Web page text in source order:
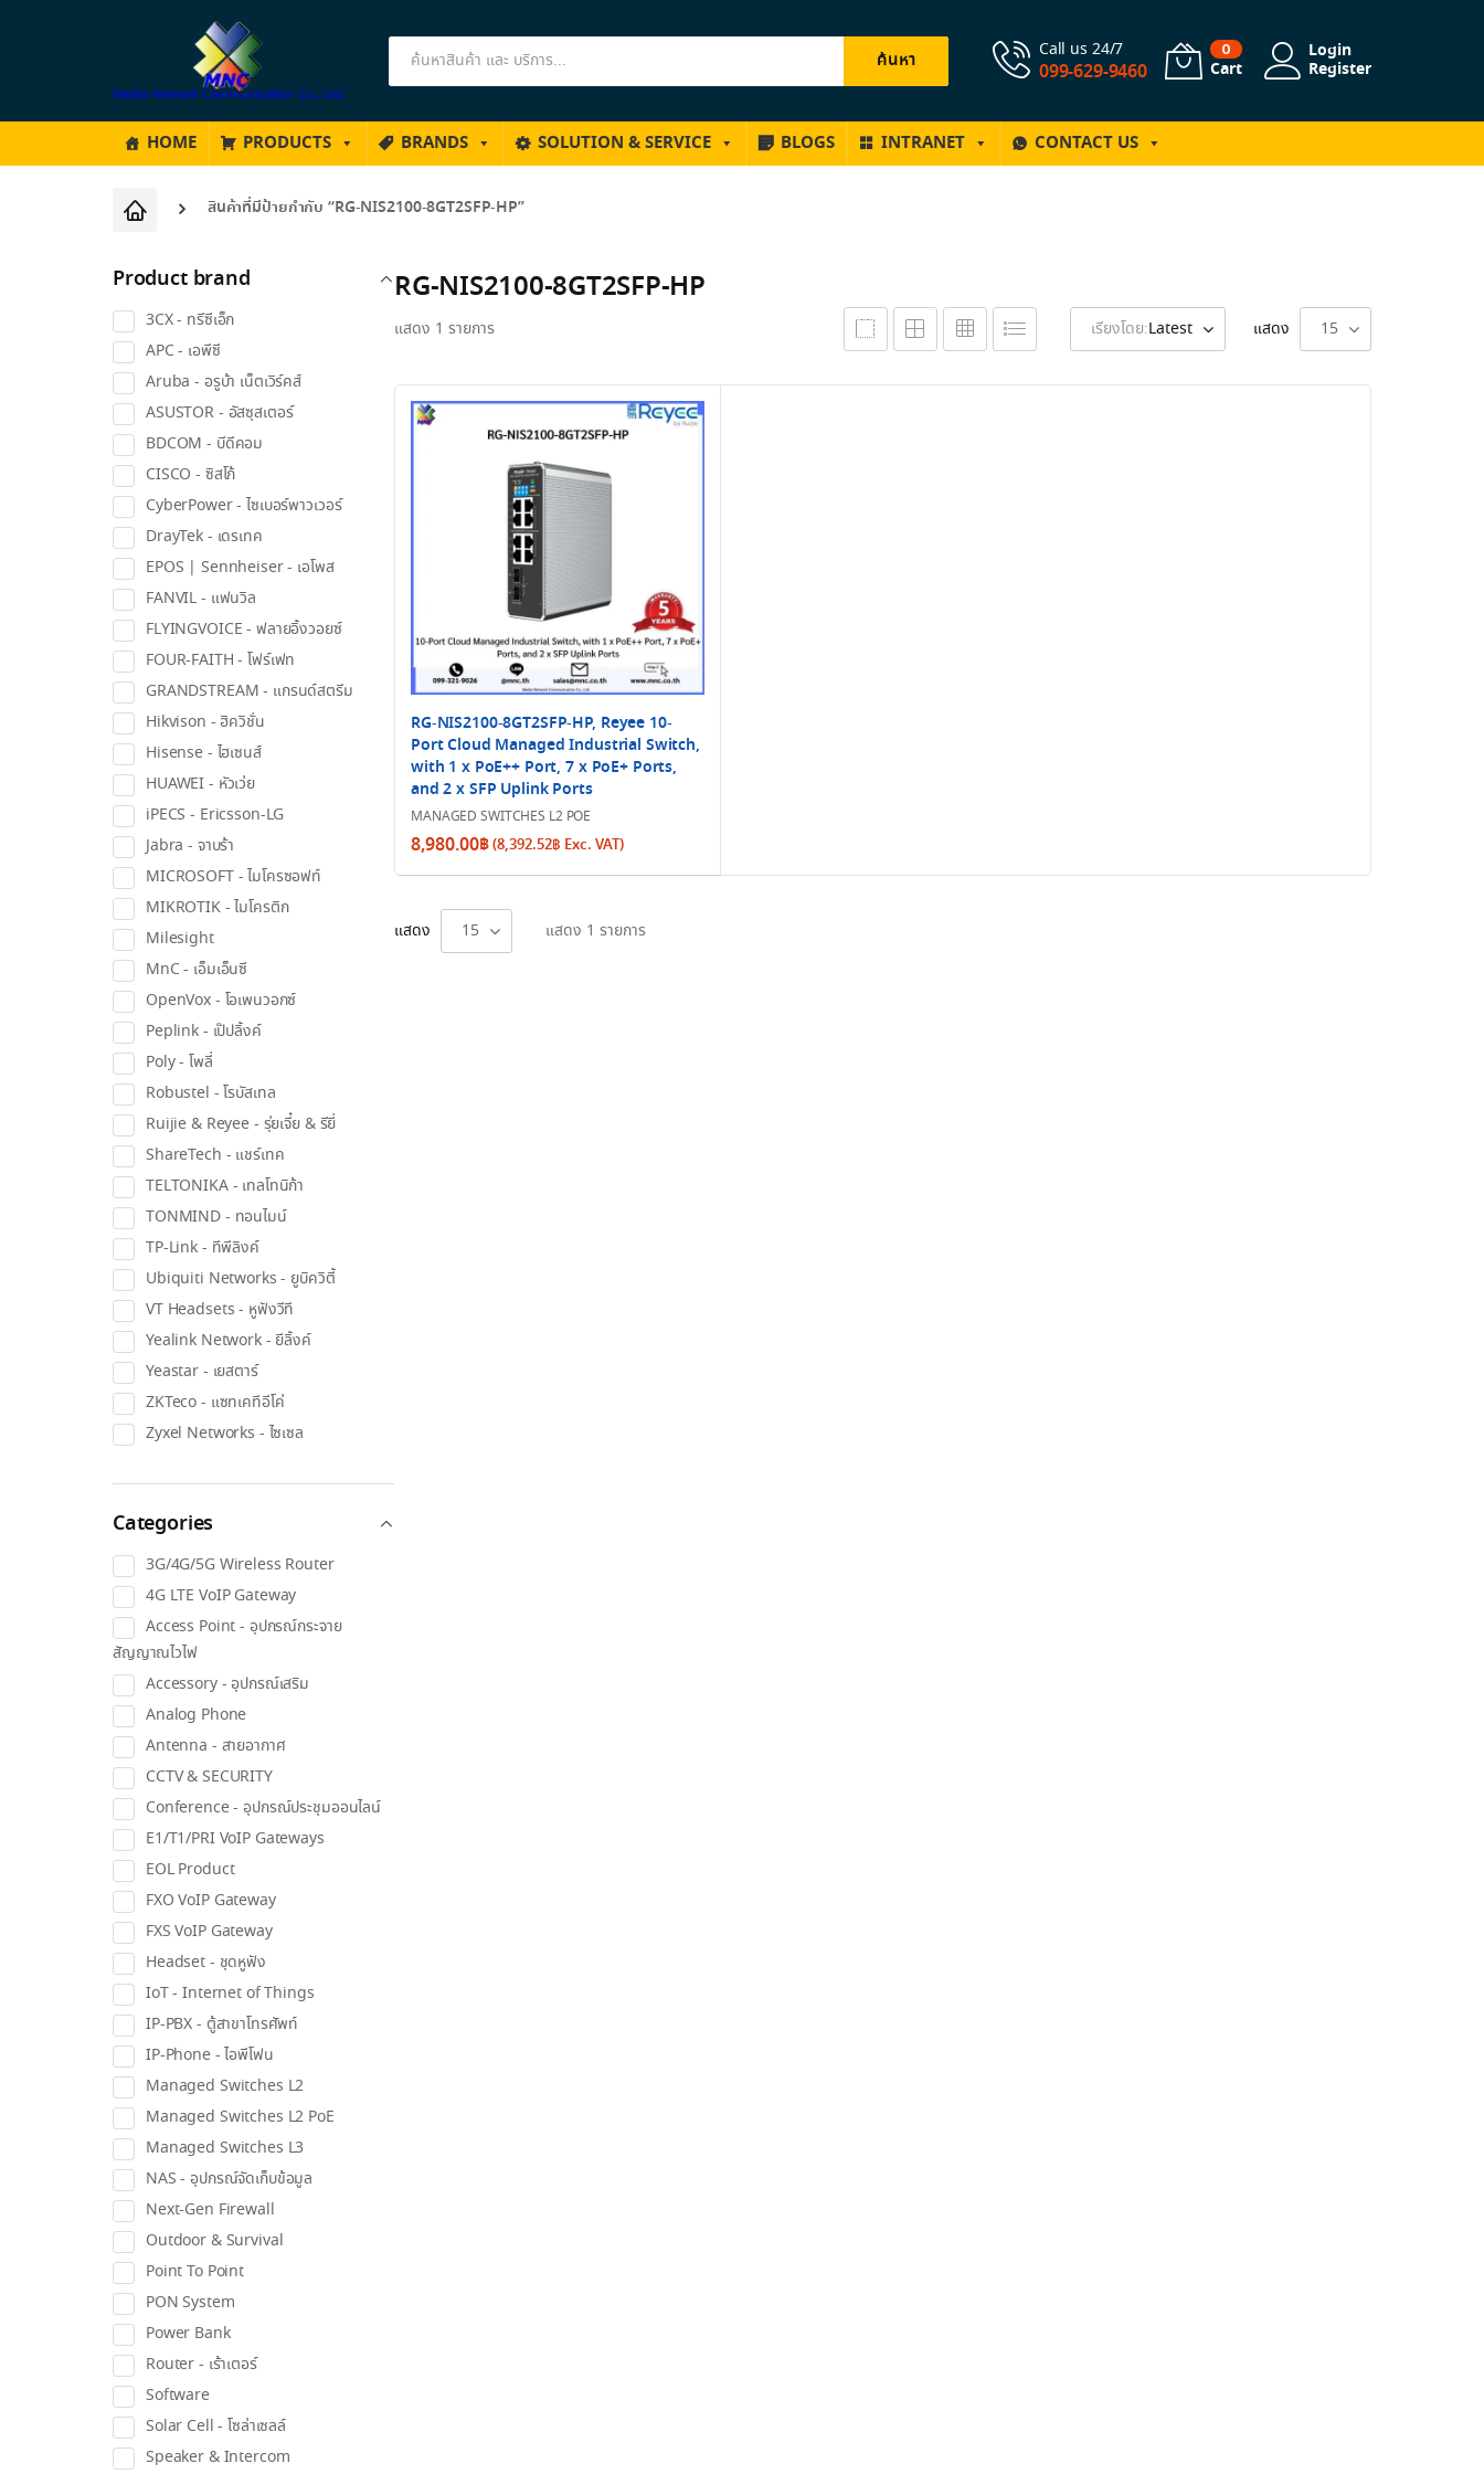
Products
ค้นหา Call us 24/7
099-629-9460
0
Cart
Login
Register
HOME PRODUCTS BRANDS SOLUTION & SERVICE BLOGS INTRANET CONTACT US
สินค้าที่มีป้ายกำกับ “RG-NIS2100-8GT2SFP-HP”
RG-NIS2100-8GT2SFP-HP
แสดง 1 รายการ เรียงโดย:Latest แสดง 15
RG-NIS2100-8GT2SFP-HP, Reyee 10-
Port Cloud Managed Industrial Switch,
with 1 x PoE++ Port, 7 x PoE+ Ports,
and 2 x SFP Uplink Ports
MANAGED SWITCHES L2 POE
8,980.00฿(8,392.52฿ Exc. VAT)
แสดง 15 แสดง 1 รายการ
Product brand
3CX - ทรีซีเอ็ก
APC - เอพีซี
Aruba - อรูบ้า เน็ตเวิร์คส์
ASUSTOR - อัสซุสเตอร์
BDCOM - บีดีคอม
CISCO - ซิสโก้
CyberPower - ไซเบอร์พาวเวอร์
DrayTek - เดรเทค
EPOS | Sennheiser - เอโพส
FANVIL - แฟนวิล
FLYINGVOICE - ฟลายอิ้งวอยซ์
FOUR-FAITH - โฟร์เฟท
GRANDSTREAM - แกรนด์สตรีม
Hikvison - ฮิควิชั่น
Hisense - ไฮเซนส์
HUAWEI - หัวเว่ย
iPECS - Ericsson-LG
Jabra - จาบร้า
MICROSOFT - ไมโครซอฟท์
MIKROTIK - ไมโครติก
Milesight
MnC - เอ็มเอ็นซี
OpenVox - โอเพนวอกซ์
Peplink - เป๊ปลิ้งค์
Poly - โพลี่
Robustel - โรบัสเทล
Ruijie & Reyee - รุ่ยเจี๋ย & รียี่
ShareTech - แชร์เทค
TELTONIKA - เทลโทนิก้า
TONMIND - ทอนไมน์
TP-Link - ทีพีลิงค์
Ubiquiti Networks - ยูบิควิตี้
VT Headsets - หูฟังวีที
Yealink Network - ยีลิ้งค์
Yeastar - เยสตาร์
ZKTeco - แซทเคทีอีโค่
Zyxel Networks - ไซเซล
Categories
3G/4G/5G Wireless Router
4G LTE VoIP Gateway
Access Point - อุปกรณ์กระจาย
สัญญาณไวไฟ
Accessory - อุปกรณ์เสริม
Analog Phone
Antenna - สายอากาศ
CCTV & SECURITY
Conference - อุปกรณ์ประชุมออนไลน์
E1/T1/PRI VoIP Gateways
EOL Product
FXO VoIP Gateway
FXS VoIP Gateway
Headset - ชุดหูฟัง
IoT - Internet of Things
IP-PBX - ตู้สาขาโทรศัพท์
IP-Phone - ไอพีโฟน
Managed Switches L2
Managed Switches L2 PoE
Managed Switches L3
NAS - อุปกรณ์จัดเก็บข้อมูล
Next-Gen Firewall
Outdoor & Survival
Point To Point
PON System
Power Bank
Router - เร้าเตอร์
Software
Solar Cell - โซล่าเซลล์
Speaker & Intercom